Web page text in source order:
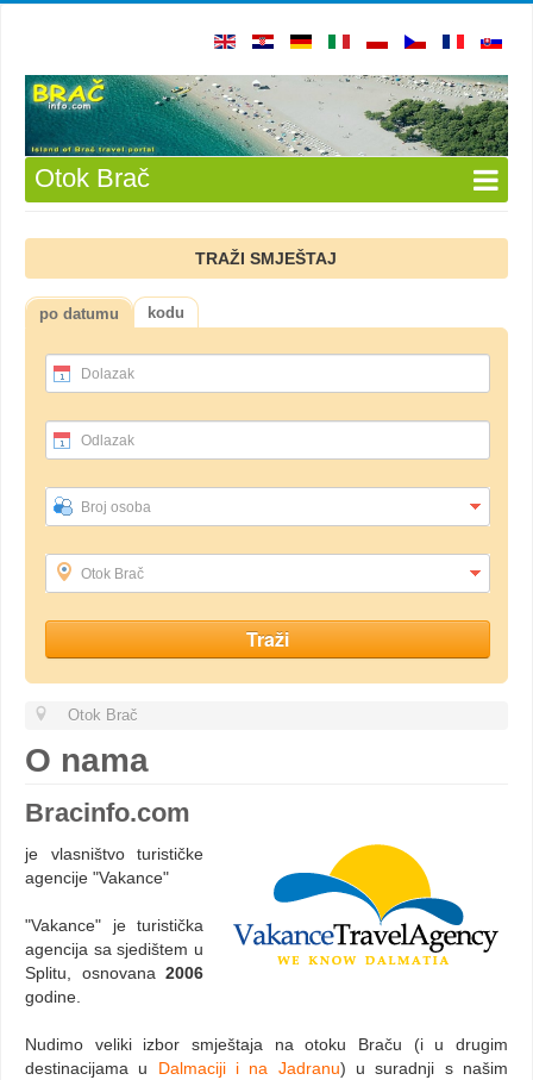
Otok Brač
TRAŽI SMJEŠTAJ
po datumu kodu
Dolazak
Odlazak
Broj osoba
Otok Brač
Otok Brač
O nama
Bracinfo.com
je vlasništvo turističke
agencije "Vakance"
"Vakance" je turistička
agencija sa sjedištem u
Splitu, osnovana 2006
godine.
Nudimo veliki izbor smještaja na otoku Braču (i u drugim
destinacijama u Dalmaciji i na Jadranu) u suradnji s našim